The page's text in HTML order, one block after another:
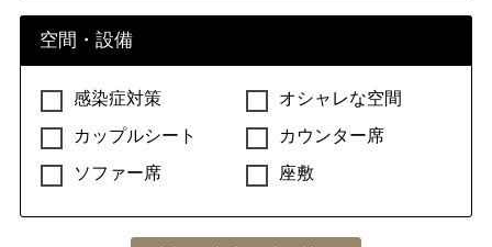
空間・設備
感染症対策
オシャレな空間
カップルシート
カウンター席
ソファー席
座敷